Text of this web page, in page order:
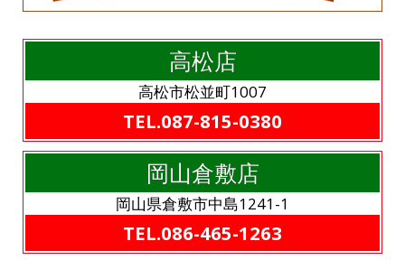
高松店
高松市松並町1007
TEL.087-815-0380
岡山倉敷店
岡山県倉敷市中島1241-1
TEL.086-465-1263